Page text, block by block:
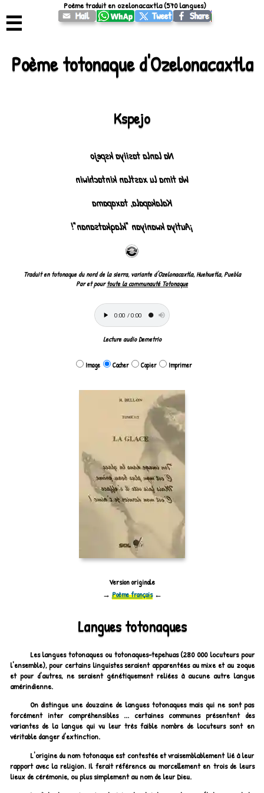
☰
Poème totonaque d'Ozelonacaxtla
Kspejo
Na lanla tasiiya kspejo
Wa tima lu xastlan kintachiwin
Kalakapala, taxapama
¡Autiya kwaniyan "klaqkatsanan"!
Traduit en totonaque du nord de la sierra, variante d'Ozelonacaxtla, Huehuetla, Puebla
Par et pourtoute la communauté Totonaque
Lecture audio Demetrio
Image Cacher Copier Imprimer
Version originale
→ Poème français←
Langues totonaques
Les langues totonaques ou totonaques-tepehuas (280 000 locuteurs pour
l'ensemble), pour certains linguistes seraient apparentées au mixe et au zoque
et pour d'autres, ne seraient génétiquement reliées à aucune autre langue
amérindienne.
On distingue une douzaine de langues totonaques mais qui ne sont pas
forcément inter compréhensibles ... certaines communes présentent des
variantes de la langue qui vu leur très faible nombre de locuteurs sont en
véritable danger d'extinction.
L'origine du nom totonaque est contestée et vraisemblablement lié à leur
rapport avec la religion. Il ferait référence au morcellement en trois de leurs
lieux de cérémonie, ou plus simplement au nom de leur Dieu.
Poème traduit en ozelonacaxtla (570 langues)